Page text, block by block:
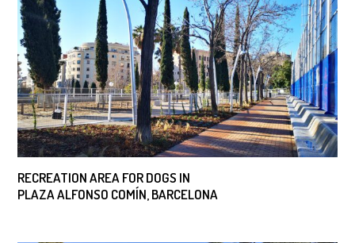
RECREATION AREA FOR DOGS IN
PLAZA ALFONSO COMÍN, BARCELONA